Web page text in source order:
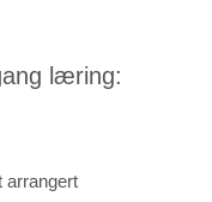
læring:
arrangert